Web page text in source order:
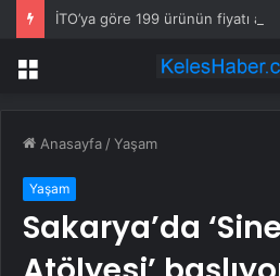
İTO’ya göre 199 ürünün fiyatı arttı
Menü
Anasayfa /Yaşam
Yaşam
Sakarya’da